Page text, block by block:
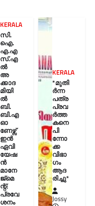
KERALA
സി.
ഐ.
എ.എ
സ്.എ
ൽ
അ
ക്കാദ
മിയി
ൽ
ബി.
ബി.എ
ഓ
ണേഴ്സ്
ഇൻ
ഏവി
യേഷ
ൻ
മാനേ
ജ്മെ
ന്റ്:
പ്രവേ
ശനം
KERALA
*മുതി
ർന്ന
പത്ര
പ്രവ
ർത്ത
കനെ
പി
ന്നോ
ക്ക
വിഭാ
ഗം
ആദ
രിച്ചു*
Jossy